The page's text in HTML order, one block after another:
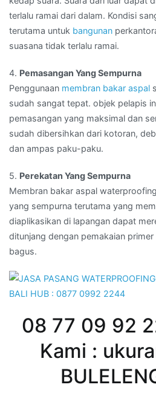
terlalu ramai dari dalam. Kondisi
terutama untuk bangunan
suasana tidak terlalu ramai.
4. Pemasangan Yang Sempurna
Penggunaan membran bakar aspal
sudah sangat tepat. objek pelapis
pemasangan yang maksimal dan
sudah dibersihkan dari kotoran,
dan ampas paku-paku.
5. Perekatan Yang Sempurna
Membran bakar aspal
yang sempurna terutama yang
diaplikasikan di lapangan dapat
ditunjang dengan pemakaian
bagus.
08 77 09 92
Kami :